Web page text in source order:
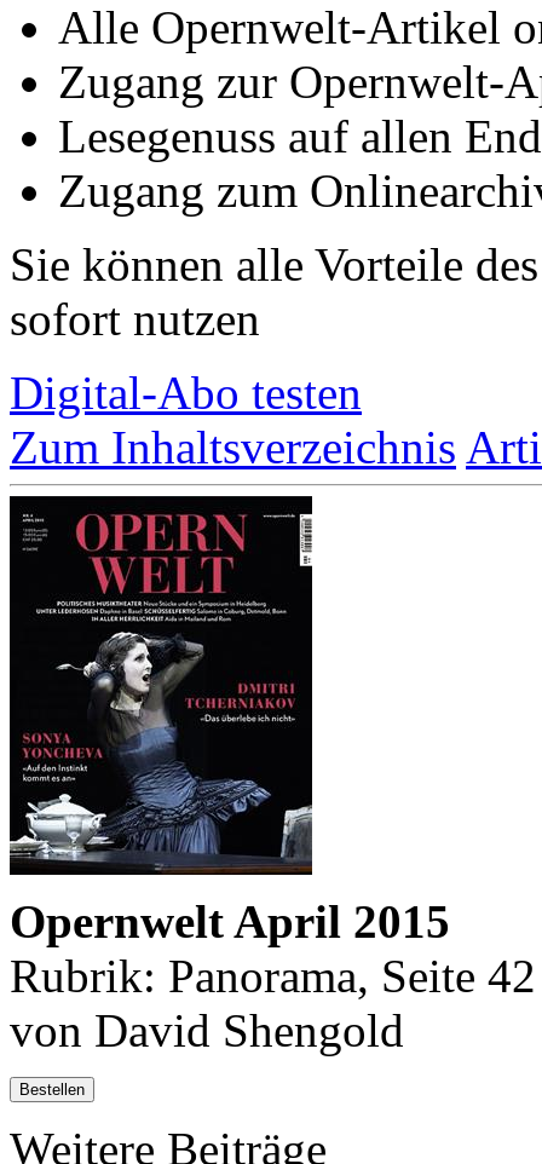
Alle Opernwelt-Artikel
Zugang zur Opernwelt-
Lesegenuss auf allen
Zugang zum
Sie können alle Vorteile
sofort nutzen
Digital-Abo testen
Zum Inhaltsverzeichnis
Opernwelt April 2015
Rubrik: Panorama, Seite 42
von David Shengold
Bestellen
Weitere Beiträge